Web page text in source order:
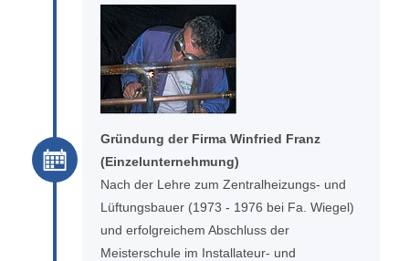
Gründung der Firma Winfried Franz
(Einzelunternehmung)
Nach der Lehre zum Zentralheizungs- und
Lüftungsbauer (1973 - 1976 bei Fa. Wiegel)
und erfolgreichem Abschluss der
Meisterschule im Installateur- und